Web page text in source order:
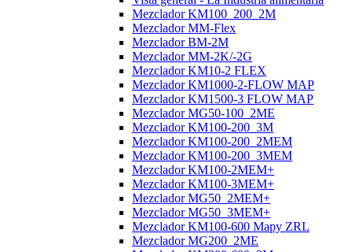
Mezclador KM100_200_2M
Mezclador MM-Flex
Mezclador BM-2M
Mezclador MM-2K/-2G
Mezclador KM10-2 FLEX
Mezclador KM1000-2-FLOW MAP
Mezclador KM1500-3 FLOW MAP
Mezclador MG50-100_2ME
Mezclador KM100-200_3M
Mezclador KM100-200_2MEM
Mezclador KM100-200_3MEM
Mezclador KM100-2MEM+
Mezclador KM100-3MEM+
Mezclador MG50_2MEM+
Mezclador MG50_3MEM+
Mezclador KM100-600 Mapy ZRL
Mezclador MG200_2ME